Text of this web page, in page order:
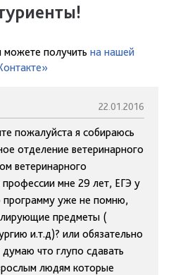
получить на нашей
22.01.2016
пожалуйста я собираюсь
отделение ветеринарного
ветеринарного
мне 29 лет, ЕГЭ у
уже не помню,
предметы (
и.т.д)? или обязательно
что глупо сдавать
людям которые